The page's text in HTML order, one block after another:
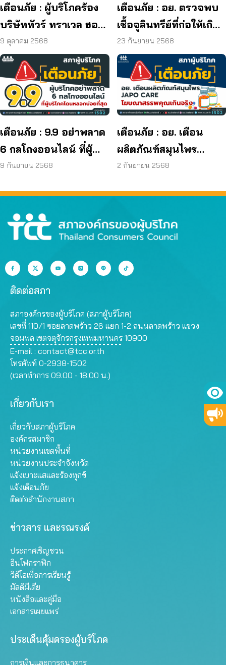
เตือนภัย : ผู้บริโภคร้อง
บริษัททัวร์ ทราเวล ฮอลิ
เดย์ ยุติกิจการ ไม่คืนเงิน
ผู้บริโภค
9 ตุลาคม 2568
เตือนภัย : อย. ตรวจพบ
เชื้อจุลินทรีย์ที่ก่อให้เกิด
โรค และพบแบคทีเรีย
ยีสต์ และรา เกิน
มาตรฐานกำหนด ใน
ผลิตภัณฑ์ย้อมผม
23 กันยายน 2568
เตือนภัย : 9.9 อย่าพลาด
6 กลโกงออนไลน์ ที่ผู้
บริโภคโดนหลอกบ่อย
9 กันยายน 2568
เตือนภัย : อย. เตือน
ผลิตภัณฑ์สมุนไพร
JAPO CARE โฆษณา
2 กันยายน 2568
ติดต่อสภา
สภาองค์กรของผู้บริโภค (สภาผู้บริโภค)
เลขที่ 110/1 ซอยลาดพร้าว 26 แยก 1-2 ถนนลาดพร้าว แขวง
จอมพล เขตจตุจักรกรุงเทพมหานคร 10900
E-mail : contact@tcc.or.th
โทรศัพท์ 0-2938-1502
(เวลาทำการ 09.00 - 18.00 น.)
เกี่ยวกับเรา
เกี่ยวกับสภาผู้บริโภค
องค์กรสมาชิก
หน่วยงานเขตพื้นที่
หน่วยงานประจำจังหวัด
แจ้งเบาะแสและร้องทุกข์
แจ้งเตือนภัย
ติดต่อสำนักงานสภา
ข่าวสาร และรณรงค์
ประกาศเชิญชวน
อินโฟกราฟิก
วิดีโอเพื่อการเรียนรู้
มัลติมีเดีย
หนังสือและคู่มือ
เอกสารเผยแพร่
ประเด็นคุ้มครองผู้บริโภค
การเงินและการธนาคาร